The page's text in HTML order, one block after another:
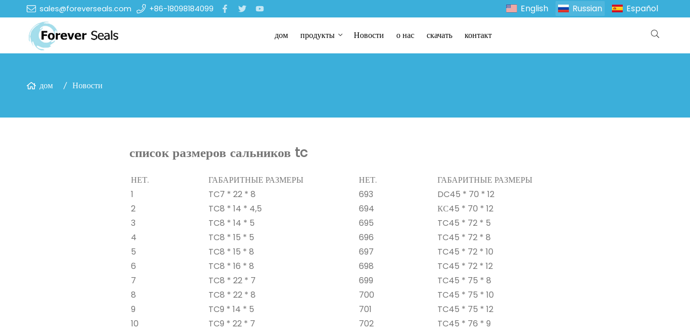
sales@foreverseals.com +86-18098184099 English Russian Español
дом продукты Новости о нас скачать контакт
дом Новости
список размеров сальников tc
НЕТ. ГАБАРИТНЫЕ РАЗМЕРЫ НЕТ.
ГАБАРИТНЫЕ РАЗМЕРЫ
1
TC7 * 22 * ​​8 693
DC45 * 70 * 12
2
TC8 * 14 * 4,5 694
КС45 * 70 * 12
3
TC8 * 14 * 5 695
TC45 * 72 * 5
4
TC8 * 15 * 5 696
TC45 * 72 * 8
5
TC8 * 15 * 8 697
TC45 * 72 * 10
6
TC8 * 16 * 8 698
TC45 * 72 * 12
7
TC8 * 22 * ​​7 699
TC45 * 75 * 8
8
TC8 * 22 * ​​8 700
TC45 * 75 * 10
9
TC9 * 14 * 5 701
TC45 * 75 * 12
10
TC9 * 22 * ​​7 702
TC45 * 76 * 9